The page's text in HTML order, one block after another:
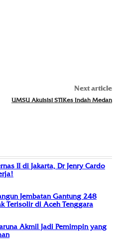
Next article
UMSU Akuisisi STIKes Indah Medan
II di Jakarta, Dr Jenry Cardo
Jembatan Gantung 248
Terisolir di Aceh Tenggara
Akmil Jadi Pemimpin yang